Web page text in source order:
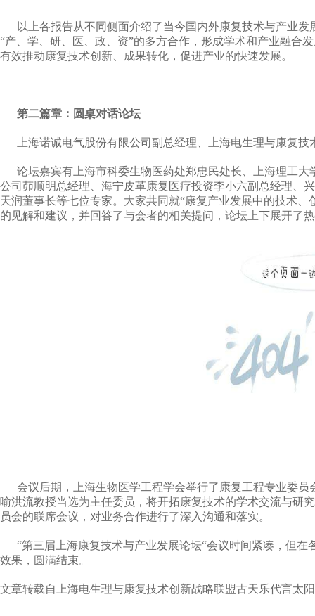
以上各报告从不同侧面介绍了当今国内外康复技术与产业发
“产、学、研、医、政、资”的多方合作，形成学术和产业融合
有效推动康复技术创新、成果转化，促进产业的快速发展。
第二篇章：圆桌对话论坛
上海诺诚电气股份有限公司副总经理、上海电生理与康复技
论坛嘉宾有上海市科委生物医药处郑忠民处长、上海理工大
公司茆顺明总经理、海宁皮革康复医疗投资李小六副总经理、
天润董事长等七位专家。大家共同就“康复产业发展中的技术
的见解和建议，并回答了与会者的相关提问，论坛上下展开了
会议后期，上海生物医学工程学会举行了康复工程专业委员
喻洪流教授当选为主任委员，将开拓康复技术的学术交流与研
员会的联席会议，对业务合作进行了深入沟通和落实。
“第三届上海康复技术与产业发展论坛“会议时间紧凑，但在
效果，圆满结束。
文章转载自上海电生理与康复技术创新战略联盟古天乐代言太